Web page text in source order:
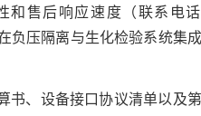
售后响应速度（联系电话
负压隔离与生化检验系统集
书、设备接口协议清单以及